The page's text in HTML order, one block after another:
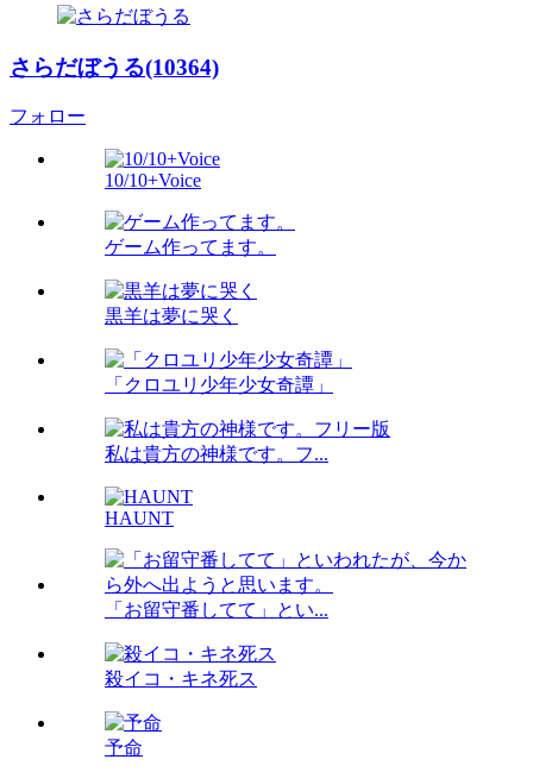
さらだぼうる(10364)
フォロー
10/10+Voice
ゲーム作ってます。
黒羊は夢に哭く
「クロユリ少年少女奇譚」
私は貴方の神様です。フ...
HAUNT
「お留守番してて」とい...
殺イコ・キネ死ス
予命